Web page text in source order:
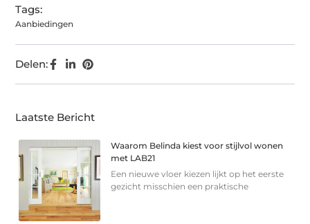
Tags:
Aanbiedingen
Delen:
Laatste Bericht
Waarom Belinda kiest voor stijlvol wonen
met LAB21
Een nieuwe vloer kiezen lijkt op het eerste
gezicht misschien een praktische